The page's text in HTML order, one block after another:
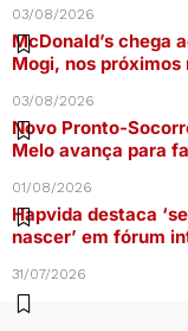
03/08/2026
McDonald’s chega
Mogi, nos próximos
03/08/2026
Novo Pronto-
Melo avança para
01/08/2026
Hapvida destaca
nascer’ em fórum
31/07/2026